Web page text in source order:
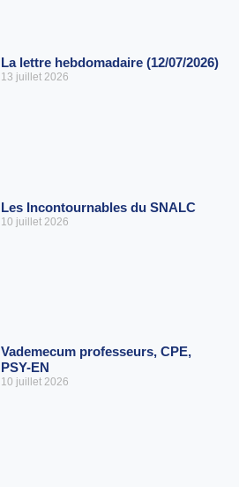
La lettre hebdomadaire (12/07/2026)
13 juillet 2026
Les Incontournables du SNALC
10 juillet 2026
Vademecum professeurs, CPE,
PSY-EN
10 juillet 2026